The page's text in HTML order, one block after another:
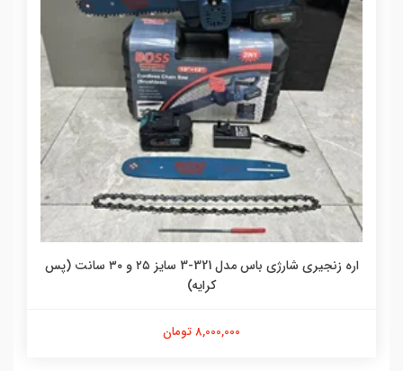
اره زنجیری شارژی باس مدل 321-3 سایز ۲۵ و ۳۰ سانت (پس
کرایه)
8,000,000 تومان